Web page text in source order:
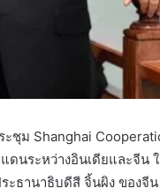
ะชุม Shanghai
ดนระหว่างอินเดียและจีน
ธานาธิบดีสี จิ้นผิง ของจี